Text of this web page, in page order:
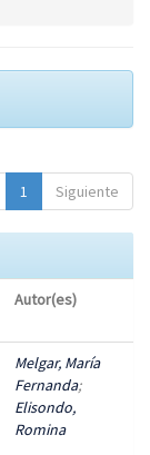
1 Siguiente
Autor(es)
Melgar, María
Fernanda;
Elisondo,
Romina